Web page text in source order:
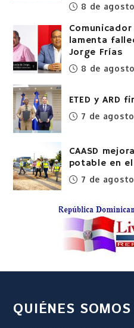
8 de
lamenta
Jorge Frías
8 de
ETED y ARD
7 de
CAASD
potable en
7 de
QUIÉNES SOMOS